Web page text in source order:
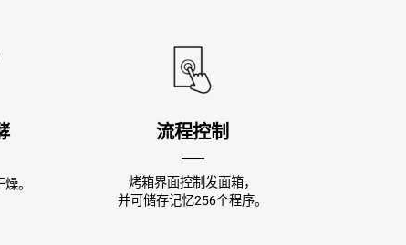
。
流程控制
烤箱界面控制发面箱，
并可储存记忆256个程序。